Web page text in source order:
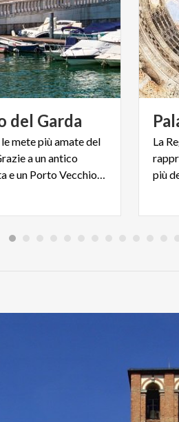
del Garda
mete più amate del
a un antico
Castello con vista e un Porto Vecchio dalla frizzante movida
La